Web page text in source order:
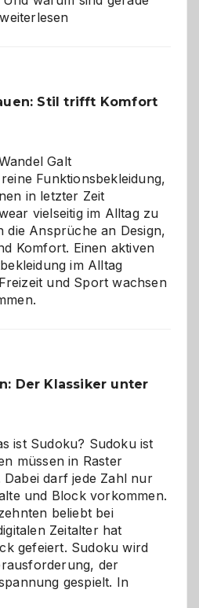
Namensaufkleber
weiterlesen
Stil trifft Komfort
Galt
Funktionsbekleidung,
in letzter Zeit
vielseitig im Alltag zu
die Ansprüche an Design,
Komfort. Einen aktiven
im Alltag
und Sport wachsen
Der Klassiker unter
ist Sudoku? Sudoku ist
müssen in Raster
darf jede Zahl nur
und Block vorkommen.
beliebt bei
Zeitalter hat
gefeiert. Sudoku wird
der
gespielt. In